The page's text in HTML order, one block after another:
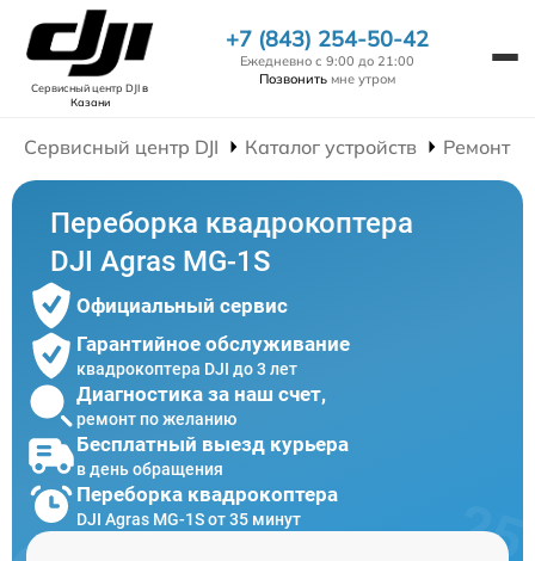
Сервисный центр DJIв
Казани
+7 (843) 254-50-42
Ежедневно с 9:00 до 21:00
Позвонить мне утром
Сервисный центр DJI Каталог устройств Ремонт
Переборка квадрокоптера
DJI Agras MG-1S
Официальный сервис
Гарантийное обслуживание
квадрокоптера DJI до 3 лет
Диагностика за наш счет,
ремонт по желанию
Бесплатный выезд курьера
в день обращения
Переборка квадрокоптера
DJI Agras MG-1S от 35 минут